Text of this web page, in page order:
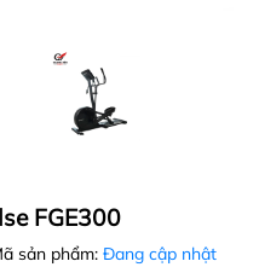
FGE300
sản phẩm: Đang cập nhật